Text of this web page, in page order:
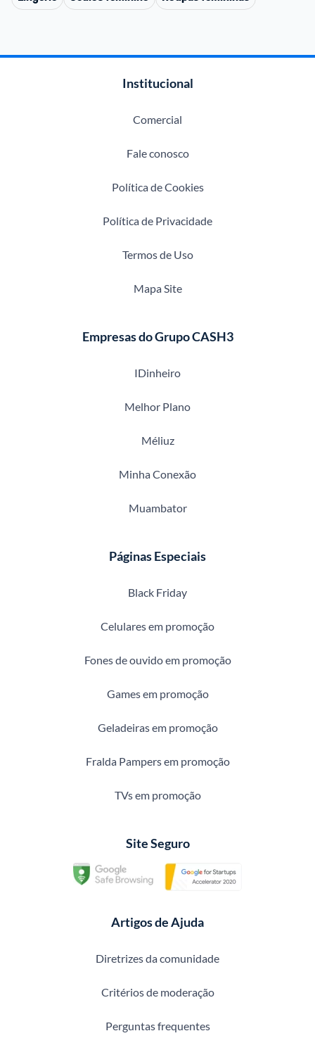
Institucional
Comercial
Fale conosco
Política de Cookies
Política de Privacidade
Termos de Uso
Mapa Site
Empresas do Grupo CASH3
IDinheiro
Melhor Plano
Méliuz
Minha Conexão
Muambator
Páginas Especiais
Black Friday
Celulares em promoção
Fones de ouvido em promoção
Games em promoção
Geladeiras em promoção
Fralda Pampers em promoção
TVs em promoção
Site Seguro
Artigos de Ajuda
Diretrizes da comunidade
Critérios de moderação
Perguntas frequentes